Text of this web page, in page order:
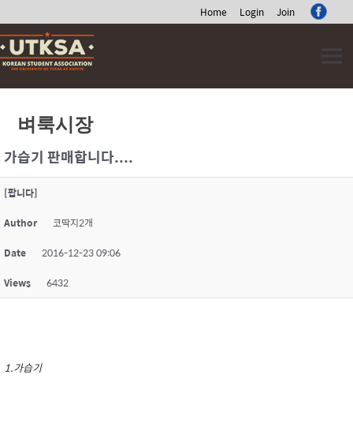
Home Login Join
Skip
to
content
벼룩시장
가습기 판매합니다....
[팝니다]
Author 코딱지2개
Date 2016-12-23 09:06
Views 6432
1.가습기